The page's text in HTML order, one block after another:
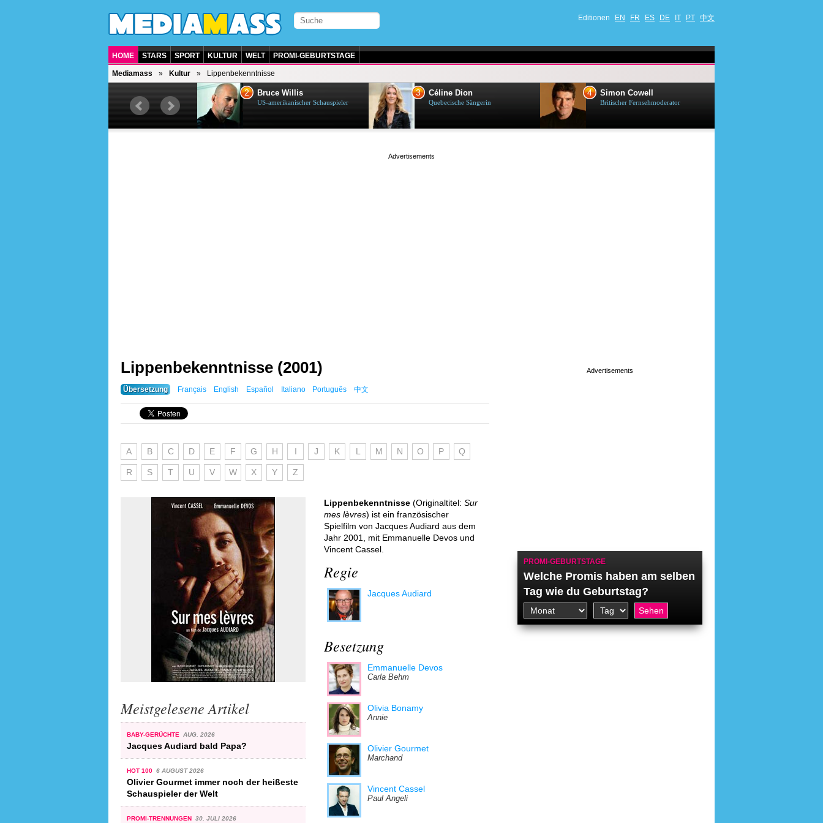
Editionen EN FR ES DE IT PT 中文
HOME STARS SPORT KULTUR WELT PROMI-GEBURTSTAGE
Mediamass Kultur Lippenbekenntnisse
Deutsche Sängerin
2 Bruce Willis
US-amerikanischer Schauspieler
3 Céline Dion
Quebecische Sängerin
4 Simon Cowell
Britischer Fernsehmoderator
Lippenbekenntnisse (2001)
Übersetzung Français English Español Italiano Português 中文
A B C D E F G H I J K L M N O P Q
R S T U V W X Y Z
Meistgelesene Artikel
BABY-GERÜCHTE AUG. 2026
Jacques Audiard bald Papa?
HOT 100 6 AUGUST 2026
Olivier Gourmet immer noch der heißeste
Schauspieler der Welt
PROMI-TRENNUNGEN 30. JULI 2026
Lippenbekenntnisse (Originaltitel: Sur
mes lèvres) ist ein französischer
Spielfilm von Jacques Audiard aus dem
Jahr 2001, mit Emmanuelle Devos und
Vincent Cassel.
Regie
Jacques Audiard
Besetzung
Emmanuelle Devos
Carla Behm
Olivia Bonamy
Annie
Olivier Gourmet
Marchand
Vincent Cassel
Paul Angeli
PROMI-GEBURTSTAGE
Welche Promis haben am selben
Tag wie du Geburtstag?